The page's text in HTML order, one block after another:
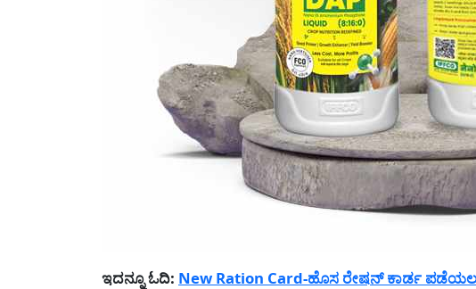
ಇದನ್ನೂ ಓದಿ: New Ration Card-ಹೊಸ ರೇಷನ್ ಕಾರ್ಡ